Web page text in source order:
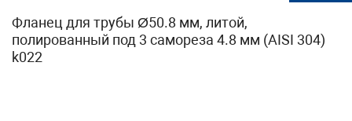
Фланец для трубы Ø50.8 мм, литой,
полированный под 3 самореза 4.8 мм (AISI 304)
k022